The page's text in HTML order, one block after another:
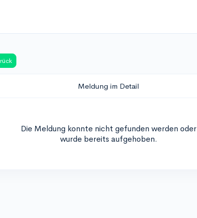
Meldung im Detail
Die Meldung konnte nicht gefunden werden oder
wurde bereits aufgehoben.